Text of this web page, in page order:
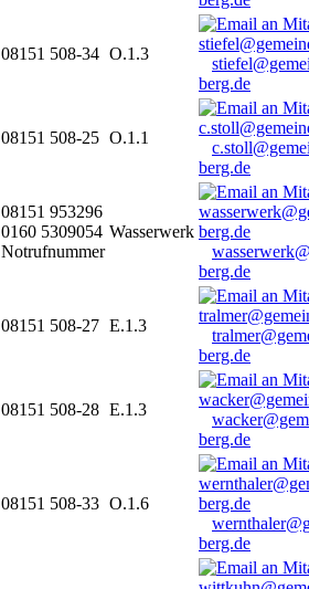
08151 508-34 O.1.3
berg.de
08151 508-25 O.1.1
berg.de
08151 953296
0160 5309054
Notrufnummer
Wasserwerk
berg.de
08151 508-27 E.1.3
berg.de
08151 508-28 E.1.3
berg.de
08151 508-33 O.1.6
berg.de